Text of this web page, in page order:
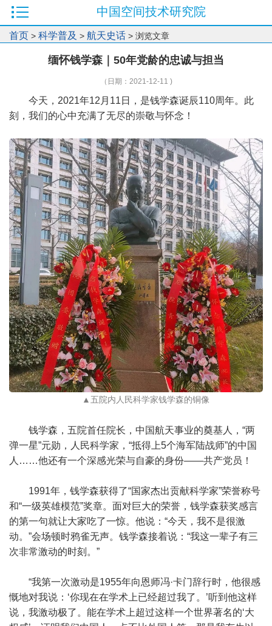
中国空间技术研究院
首页 > 科学普及 > 航天史话 > 浏览文章
缅怀钱学森｜50年党龄的忠诚与担当
（日期：2021-12-11 )
今天，2021年12月11日，是钱学森诞辰110周年。此
刻，我们的心中充满了无尽的崇敬与怀念！
▲五院内人民科学家钱学森的铜像
钱学森，五院首任院长，中国航天事业的奠基人，“两
弹一星”元勋，人民科学家，“抵得上5个海军陆战师”的中国
人……他还有一个深感光荣与自豪的身份——共产党员！
1991年，钱学森获得了“国家杰出贡献科学家”荣誉称号
和“一级英雄模范”奖章。面对巨大的荣誉，钱学森获奖感言
的第一句就让大家吃了一惊。他说：“今天，我不是很激
动。”会场顿时鸦雀无声。钱学森接着说：“我这一辈子有三
次非常激动的时刻。”
“我第一次激动是1955年向恩师冯·卡门辞行时，他很感
慨地对我说：‘你现在在学术上已经超过我了。’听到他这样
说，我激动极了。能在学术上超过这样一个世界著名的‘大